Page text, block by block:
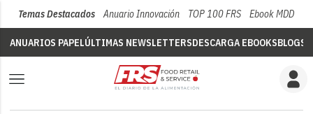
Temas Destacados Anuario Innovación TOP 100 FRS Ebook MDD
ANUARIOS PAPELÚLTIMAS NEWSLETTERSDESCARGA EBOOKSBLOGS